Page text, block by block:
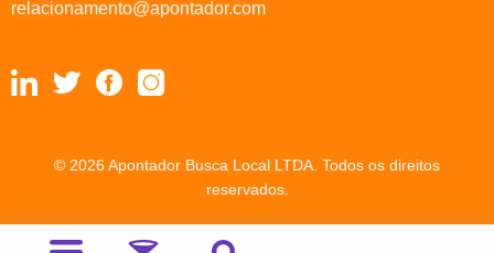
relacionamento@apontador.com
© 2026 Apontador Busca Local LTDA. Todos os direitos
reservados.